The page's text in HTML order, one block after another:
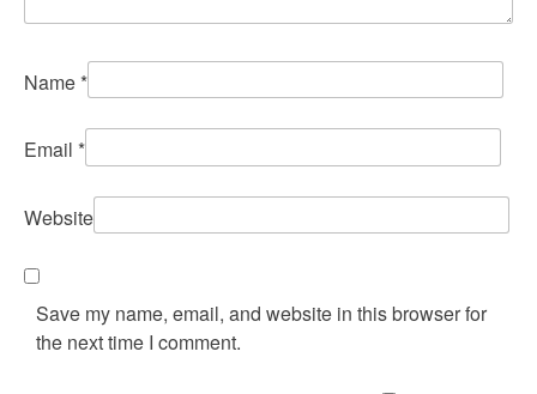
Name *
Email *
Website
Save my name, email, and website in this browser for
the next time I comment.